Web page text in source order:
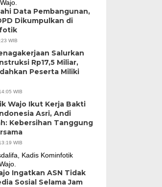
Wali Kota
Pangan Tinjau
Nelayan
MEDIASINERGI.CO MAKASSAR —
Koordinator Bidang Pangan, Zulkifli
Data Pembangunan,
Dikumpulkan di
WIB
Salurkan
Rp17,5 Miliar,
Peserta Miliki
WIB
Wajo Ikut Kerja Bakti
Asri, Andi
Kebersihan Tanggung
WIB
Ingatkan ASN Tidak
Sosial Selama Jam